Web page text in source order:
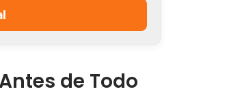
de Todo